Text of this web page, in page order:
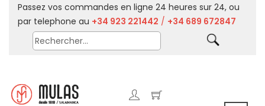
Passez vos commandes en ligne 24 heures sur 24, ou
par telephone au +34 923 221442 / +34 689 672847